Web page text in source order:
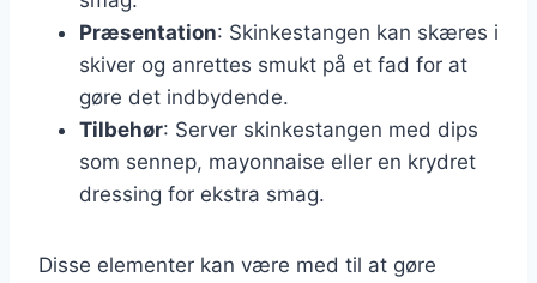
Præsentation: Skinkestangen kan skæres i
skiver og anrettes smukt på et fad for at
gøre det indbydende.
Tilbehør: Server skinkestangen med dips
som sennep, mayonnaise eller en krydret
dressing for ekstra smag.
Disse elementer kan være med til at gøre